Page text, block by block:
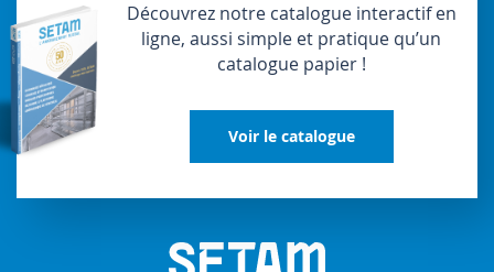
Découvrez notre catalogue interactif en
ligne, aussi simple et pratique qu’un
catalogue papier !
Voir le catalogue